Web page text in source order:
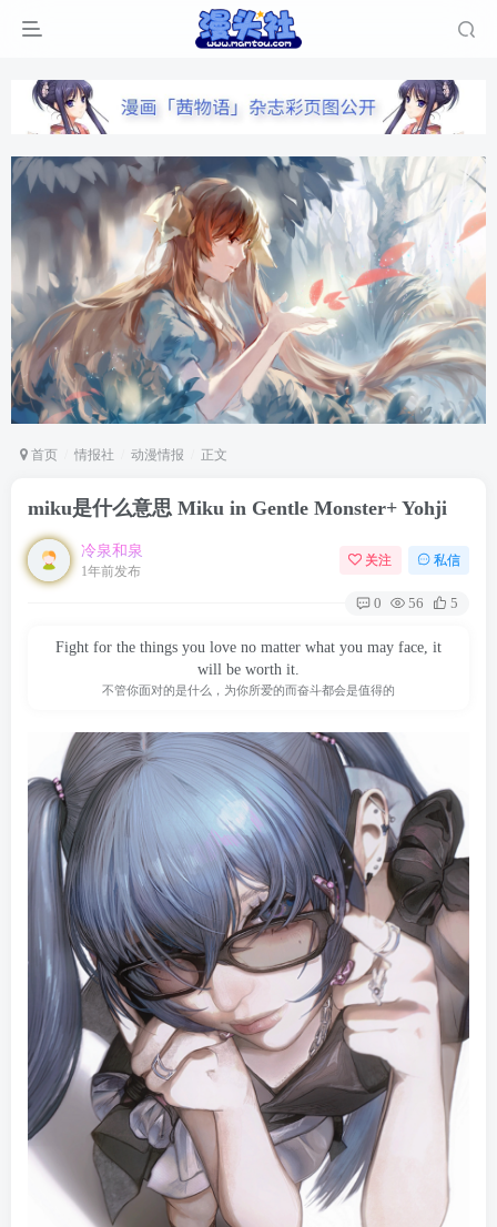
首页 情报社 动漫情报 正文
miku是什么意思 Miku in Gentle Monster+ Yohji
冷泉和泉
1年前发布
关注 私信
0 56 5
Fight for the things you love no matter what you may face, it
will be worth it.
不管你面对的是什么，为你所爱的而奋斗都会是值得的